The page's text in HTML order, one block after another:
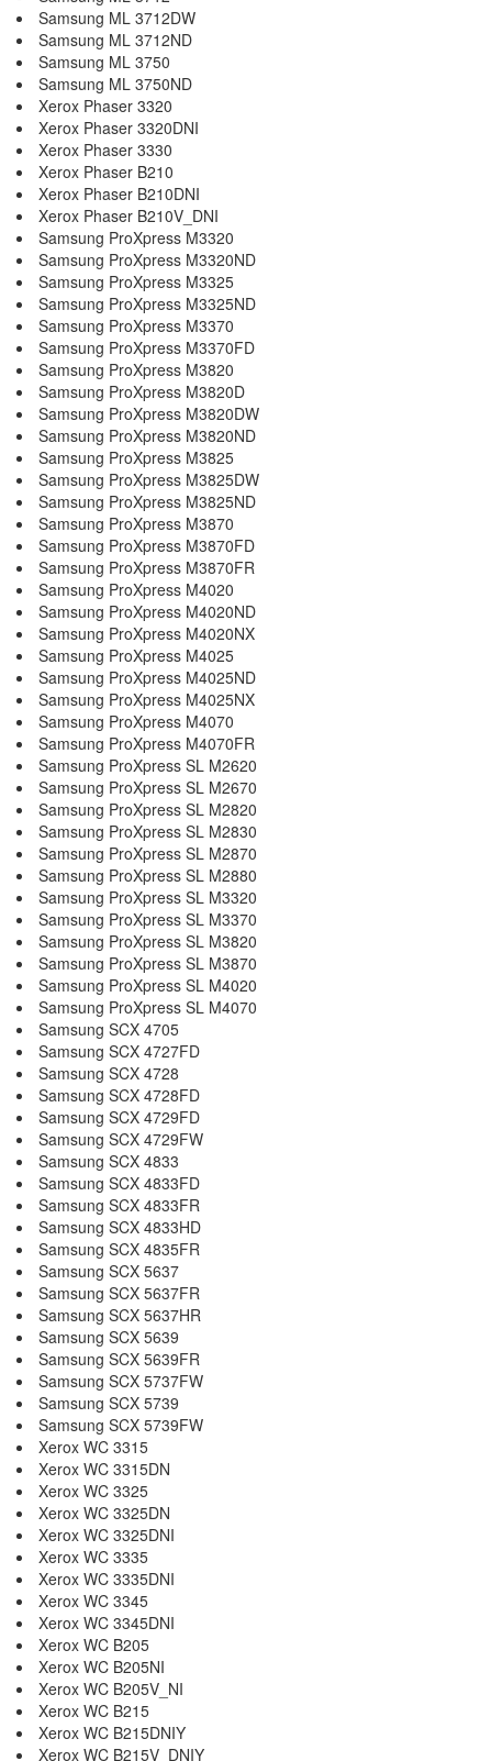
Samsung ML 3712DW
Samsung ML 3712ND
Samsung ML 3750
Samsung ML 3750ND
Xerox Phaser 3320
Xerox Phaser 3320DNI
Xerox Phaser 3330
Xerox Phaser B210
Xerox Phaser B210DNI
Xerox Phaser B210V_DNI
Samsung ProXpress M3320
Samsung ProXpress M3320ND
Samsung ProXpress M3325
Samsung ProXpress M3325ND
Samsung ProXpress M3370
Samsung ProXpress M3370FD
Samsung ProXpress M3820
Samsung ProXpress M3820D
Samsung ProXpress M3820DW
Samsung ProXpress M3820ND
Samsung ProXpress M3825
Samsung ProXpress M3825DW
Samsung ProXpress M3825ND
Samsung ProXpress M3870
Samsung ProXpress M3870FD
Samsung ProXpress M3870FR
Samsung ProXpress M4020
Samsung ProXpress M4020ND
Samsung ProXpress M4020NX
Samsung ProXpress M4025
Samsung ProXpress M4025ND
Samsung ProXpress M4025NX
Samsung ProXpress M4070
Samsung ProXpress M4070FR
Samsung ProXpress SL M2620
Samsung ProXpress SL M2670
Samsung ProXpress SL M2820
Samsung ProXpress SL M2830
Samsung ProXpress SL M2870
Samsung ProXpress SL M2880
Samsung ProXpress SL M3320
Samsung ProXpress SL M3370
Samsung ProXpress SL M3820
Samsung ProXpress SL M3870
Samsung ProXpress SL M4020
Samsung ProXpress SL M4070
Samsung SCX 4705
Samsung SCX 4727FD
Samsung SCX 4728
Samsung SCX 4728FD
Samsung SCX 4729FD
Samsung SCX 4729FW
Samsung SCX 4833
Samsung SCX 4833FD
Samsung SCX 4833FR
Samsung SCX 4833HD
Samsung SCX 4835FR
Samsung SCX 5637
Samsung SCX 5637FR
Samsung SCX 5637HR
Samsung SCX 5639
Samsung SCX 5639FR
Samsung SCX 5737FW
Samsung SCX 5739
Samsung SCX 5739FW
Xerox WC 3315
Xerox WC 3315DN
Xerox WC 3325
Xerox WC 3325DN
Xerox WC 3325DNI
Xerox WC 3335
Xerox WC 3335DNI
Xerox WC 3345
Xerox WC 3345DNI
Xerox WC B205
Xerox WC B205NI
Xerox WC B205V_NI
Xerox WC B215
Xerox WC B215DNIY
Xerox WC B215V_DNIY